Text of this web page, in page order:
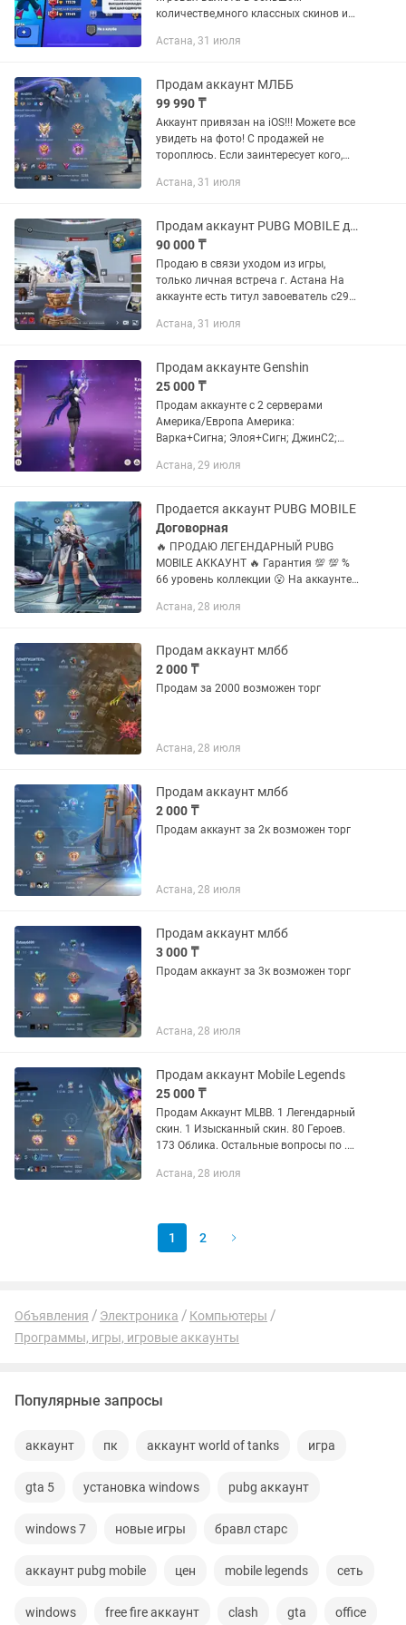
количестве,много классных скинов и
Астана, 31 июля
Продам аккаунт МЛББ
99 990 ₸
Аккаунт привязан на iOS!!! Можете все
увидеть на фото! С продажей не
тороплюсь. Если заинтересует кого,
любое время! P.S.: Продажу буду
Астана, 31 июля
Продам аккаунт PUBG MOBILE дешево
90 000 ₸
Продаю в связи уходом из игры,
только личная встреча г. Астана На
аккаунте есть титул завоеватель с29
ящика, юмп юбилей с килл чатом и
Астана, 31 июля
Продам аккаунте Genshin
25 000 ₸
Продам аккаунте с 2 серверами
Америка/Европа Америка:
Варка+Сигна; Элоя+Сигн; ДжинС2;
Небесный крыло;Лиза с2; Беннет с3;
Европа:...
Астана, 29 июля
Продается аккаунт PUBG MOBILE
Договорная
🔥 ПРОДАЮ ЛЕГЕНДАРНЫЙ PUBG
MOBILE АККАУНТ 🔥 Гарантия 💯 💯 %
66 уровень коллекции 😮 На аккаунте
игрок: ❄ Все ледники — и все
костюмы 🔫...
Астана, 28 июля
Продам аккаунт млбб
2 000 ₸
Продам за 2000 возможен торг
Астана, 28 июля
Продам аккаунт млбб
2 000 ₸
Продам аккаунт за 2к возможен торг
Астана, 28 июля
Продам аккаунт млбб
3 000 ₸
Продам аккаунт за 3к возможен торг
Астана, 28 июля
Продам аккаунт Mobile Legends
25 000 ₸
Продам Аккаунт MLBB. 1 Легендарный
скин. 1 Изысканный скин. 80 Героев.
173 Облика. Остальные вопросы по .
плей маркет и мыло почта.
Астана, 28 июля
1 2
Объявления Электроника
Компьютеры
Программы, игры, игровые аккаунты
Популярные запросы
аккаунт пк аккаунт world of tanks игра
gta 5 установка windows pubg аккаунт
windows 7 новые игры бравл старс
аккаунт pubg mobile цен mobile legends сеть
windows free fire аккаунт clash gta office